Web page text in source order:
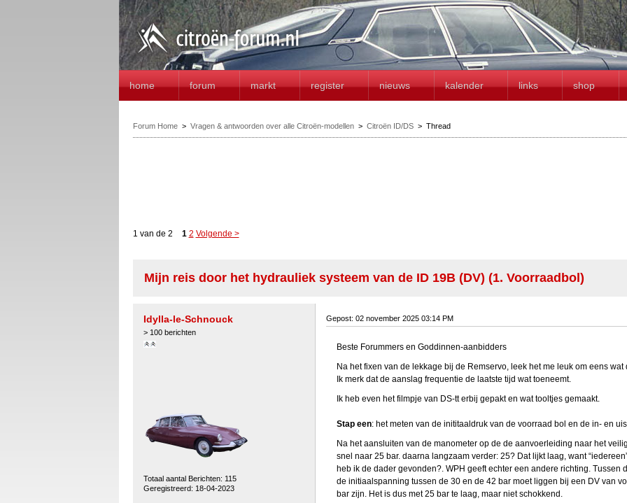
home forum markt register nieuws kalender links shop
Forum Home> Vragen & antwoorden over alle Citroën-modellen> Citroën ID/DS> Thread
1 van de 2 1 2 Volgende >
Mijn reis door het hydrauliek systeem van de ID 19B (DV) (1. Voorraadbol)
Idylla-le-Schnouck
> 100 berichten
Totaal aantal Berichten: 115
Geregistreerd: 18-04-2023
Gepost: 02 november 2025 03:14 PM
Beste Forummers en Goddinnen-aanbidders
Na het fixen van de lekkage bij de Remservo, leek het me leuk om eens
Ik merk dat de aanslag frequentie de laatste tijd wat toeneemt.
Ik heb even het filmpje van DS-tt erbij gepakt en wat tooltjes gemaakt.
Stap een: het meten van de inititaaldruk van de voorraad bol en de in- en
Na het aansluiten van de manometer op de de aanvoerleiding naar het
snel naar 25 bar. daarna langzaam verder: 25? Dat lijkt laag, want
heb ik de dader gevonden?. WPH geeft echter een andere richting. Tussen
de initiaalspanning tussen de 30 en de 42 bar moet liggen bij een DV van
bar zijn. Het is dus met 25 bar te laag, maar niet schokkend.